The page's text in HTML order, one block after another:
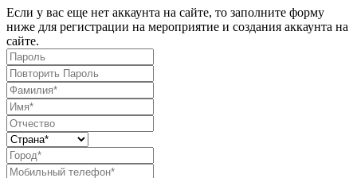
Если у вас еще нет аккаунта на сайте, то заполните форму
ниже для регистрации на мероприятие и создания аккаунта на
сайте.